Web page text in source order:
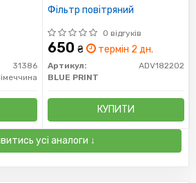
31386
Фільтр повітряний
0 відгуків
650 ₴ термін 2 дн.
Артикул:
ADV182202
BLUE PRINT
КУПИТИ
усі аналоги ↓